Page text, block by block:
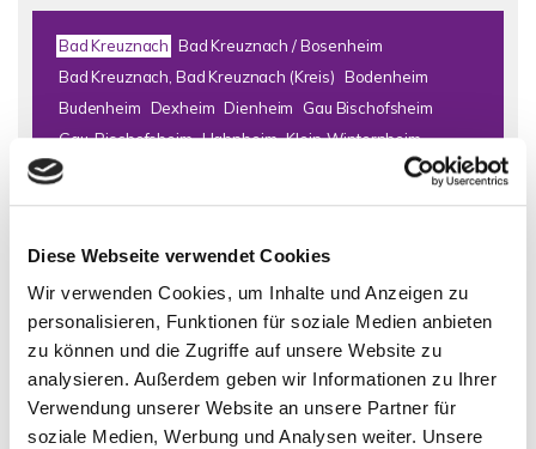
Diese Webseite verwendet Cookies
Wir verwenden Cookies, um Inhalte und Anzeigen zu
personalisieren, Funktionen für soziale Medien anbieten
zu können und die Zugriffe auf unsere Website zu
analysieren. Außerdem geben wir Informationen zu Ihrer
Verwendung unserer Website an unsere Partner für
soziale Medien, Werbung und Analysen weiter. Unsere
Bad Kreuznach Bad Kreuznach / Bosenheim
Bad Kreuznach, Bad Kreuznach (Kreis) Bodenheim
Budenheim Dexheim Dienheim
Gau Bischofsheim
Gau-Bischofsheim Hahnheim Klein-Winternheim
Kostheim
Mainz / Bretzenheim Mainz / Ebersheim Mainz / Finthen
Mainz / Mainz-Laubenheim Mainz / Marienborn
Mainz / Mombach Mainz Finthen Mainz Kostheim
Mainz-Mombach Mommenheim Nackenheim
Niedernhausen
Nierstein Offenbach Oppenheim
Schornsheim Selzen Todenroth Wiesbaden Wörrstadt
Zornheim